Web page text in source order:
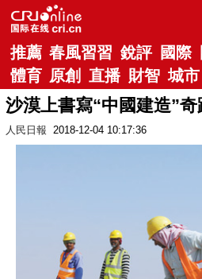
推薦 春風習習 銳評 國際
體育 原創 直播 財智 城市
沙漠上書寫“中國建造”奇
人民日報 2018-12-04 10:17:36